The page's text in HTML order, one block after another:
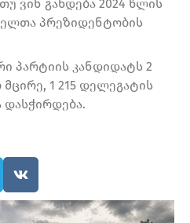
ვინ გახდება 2024 წლის
პრეზიდენტობის
პარტიის კანდიდატს 2
1 215 დელეგატის
დასჭირდება.